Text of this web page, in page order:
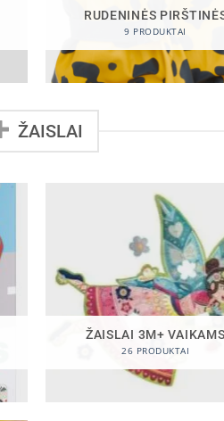
RUDENINĖS
9 PRODUKTAI
ŽAISLAI
ŽAISLAI 3M+ VAIKAMS
26 PRODUKTAI